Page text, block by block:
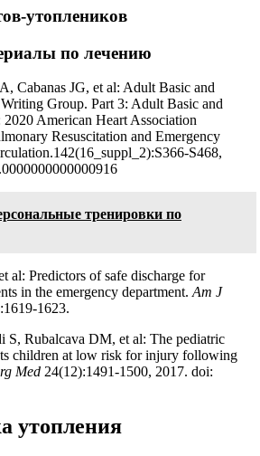
утоплеников
по лечению
Cabanas JG, et al: Adult Basic and
Group. Part 3: Adult Basic and
American Heart Association
Resuscitation and Emergency
S468,
тренировки по
al: Predictors of safe discharge for
in the emergency department.Am J
1623.
S, Rubalcava DM, et al: The pediatric
children at low risk for injury following
Med 24(12):1491-1500, 2017. doi:
утопления